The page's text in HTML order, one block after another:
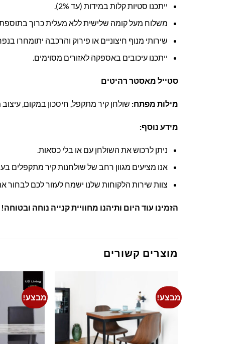
ייתכנו סטיות קלות במידות (עד 2%).
משלוח מעל קומה שלישית ללא מעלית כרוך
שירותי מנוף חיצוניים או פירוק והרכבה יתומחרו
ייתכנו עיכובים באספקה לאזורים מסוימים.
סטייל מאסטר רהיטים
מילות מפתח: שולחן קיר מתקפל, חיסכון במקום,
מידע נוסף:
ניתן לרכוש את השולחן עם או בלי כסאות.
אנו מציעים מגוון רחב של שולחנות קיר מתקפלים
צוות שירות הלקוחות שלנו ישמח לעזור לכם לבחור
הזמינו עוד היום ותיהנו מחוויית קנייה נוחה ובטוחה!
מוצרים קשורים
מבצע!
Add to
wishlist
מבצע!